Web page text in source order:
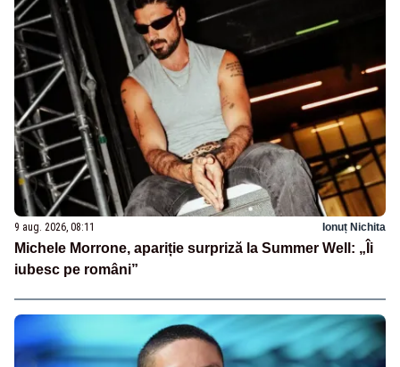
9 aug. 2026, 08:11 Ionuț Nichita
Michele Morrone, apariție surpriză la Summer Well: „Îi
iubesc pe români”